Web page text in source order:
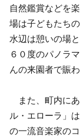
自然鑑賞などを
場は子どもたち
水辺は憩いの場
６０度のパノラ
んの来園者で賑わ
また、町内に
ル・エローラ」
の一流音楽家の